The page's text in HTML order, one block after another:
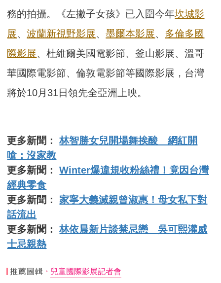
務的拍攝。《左撇子女孩》已入圍今年坎城影
展、波蘭新視野影展、墨爾本影展、 多倫多國
際影展、杜維爾美國電影節、釜山影展、溫哥
華國際電影節、倫敦電影節等國際影展，台灣
將於10月31日領先全亞洲上映。
更多新聞：林智勝女兒開場舞挨酸 網紅開
嗆：沒家教
更多新聞：Winter爆違規收粉絲禮！竟因台灣
經典零食
更多新聞： 家寧大義滅親曾淑惠！母女私下對
話流出
更多新聞：林依晨新片談禁忌戀 吳可熙灌威
士忌親熱
推薦圖輯 兒童國際影展記者會